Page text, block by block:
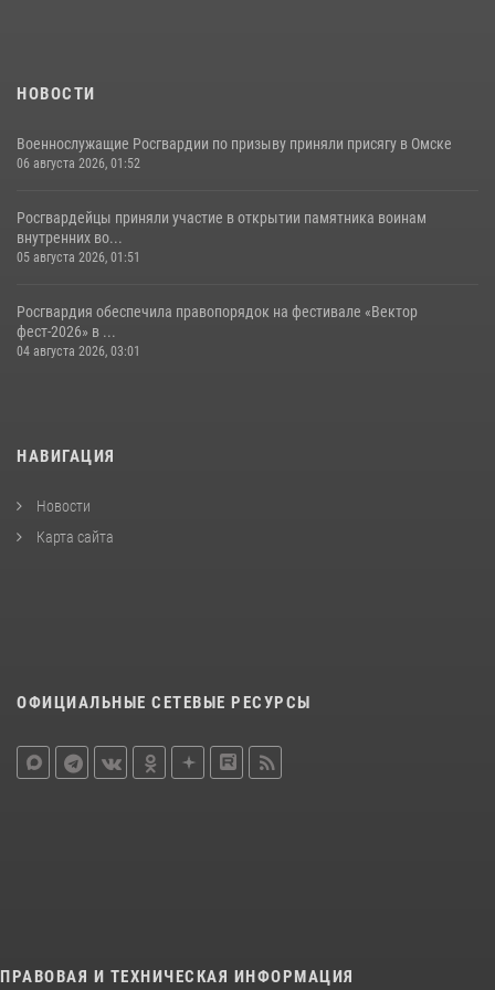
НОВОСТИ
Военнослужащие Росгвардии по призыву приняли присягу в Омске
06 августа 2026, 01:52
Росгвардейцы приняли участие в открытии памятника воинам
внутренних во...
05 августа 2026, 01:51
Росгвардия обеспечила правопорядок на фестивале «Вектор
фест-2026» в ...
04 августа 2026, 03:01
НАВИГАЦИЯ
Новости
Карта сайта
ОФИЦИАЛЬНЫЕ СЕТЕВЫЕ РЕСУРСЫ
ПРАВОВАЯ И ТЕХНИЧЕСКАЯ ИНФОРМАЦИЯ